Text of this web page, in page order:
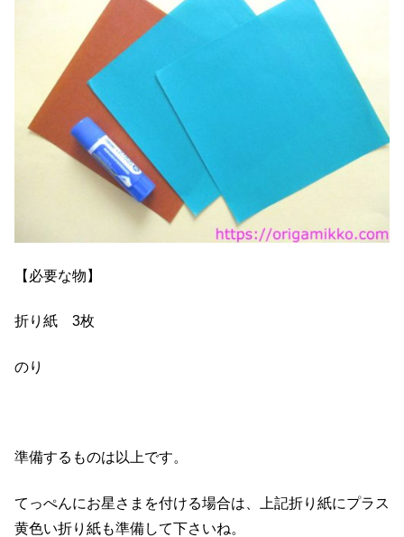
【必要な物】
折り紙 3枚
のり
準備するものは以上です。
てっぺんにお星さまを付ける場合は、上記折り紙にプラス
黄色い折り紙も準備して下さいね。